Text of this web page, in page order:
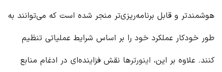
هوشمندتر و قابل برنامه‌ریزی‌تر منجر شده است که می‌توانند به
طور خودکار عملکرد خود را بر اساس شرایط عملیاتی تنظیم
کنند. علاوه بر این، اینورترها نقش فزاینده‌ای در ادغام منابع